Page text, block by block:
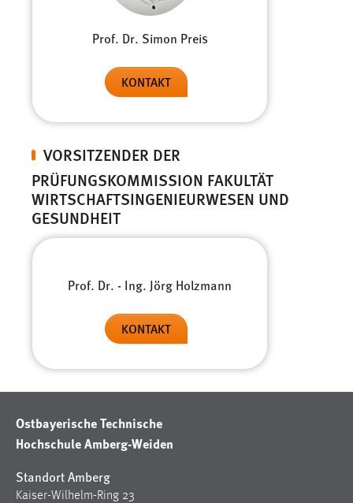
Prof. Dr. Simon Preis
KONTAKT
VORSITZENDER DER
PRÜFUNGSKOMMISSION FAKULTÄT
WIRTSCHAFTSINGENIEURWESEN UND
GESUNDHEIT
Prof. Dr. - Ing. Jörg Holzmann
KONTAKT
Ostbayerische Technische
Hochschule Amberg-Weiden
Standort Amberg
Kaiser-Wilhelm-Ring 23